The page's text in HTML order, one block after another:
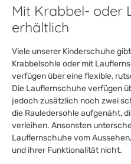
Mit Krabbel- oder
erhältlich
Viele unserer Kinderschuhe
Krabbelsohle oder mit
verfügen über eine flexible,
Die Lauflernschuhe verfügen
jedoch zusätzlich noch zwei
die Rauledersohle aufgenäht,
verleihen. Ansonsten
Lauflernschuhe vom
und ihrer Funktionalität nicht.